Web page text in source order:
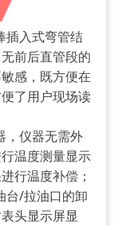
插入式弯管结
前后直管段的
感，既方便在
了用户现场读
，仪器无需外
温度测量显示
行温度补偿；
台/拉油口的卸
头显示屏显